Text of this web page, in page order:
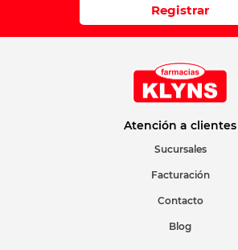
Registrar
Atención a clientes
Sucursales
Facturación
Contacto
Blog